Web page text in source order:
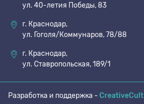
ул. 40-летия Победы, 83
г. Краснодар,
ул. Гоголя/Коммунаров, 78/88
г. Краснодар,
ул. Ставропольская, 189/1
Разработка и поддержка - CreativeCult